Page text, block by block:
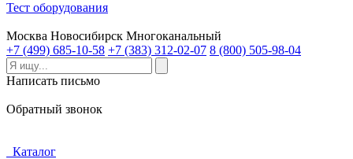
Тест оборудования
Москва Новосибирск Многоканальный
+7 (499) 685-10-58 +7 (383) 312-02-07 8 (800) 505-98-04
Написать письмо
Обратный звонок
Каталог